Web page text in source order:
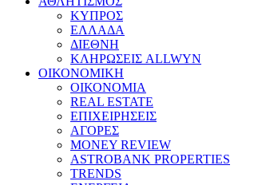
ΚΥΠΡΟΣ
ΕΛΛΑΔΑ
ΔΙΕΘΝΗ
ΚΛΗΡΩΣΕΙΣ ALLWYN
ΟΙΚΟΝΟΜΙΚΗ
ΟΙΚΟΝΟΜΙΑ
REAL ESTATE
ΕΠΙΧΕΙΡΗΣΕΙΣ
ΑΓΟΡΕΣ
MONEY REVIEW
ASTROBANK PROPERTIES
TRENDS